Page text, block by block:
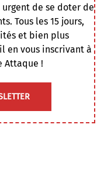
de se doter de
Tous les 15 jours,
et bien plus
en vous inscrivant à
Attaque !